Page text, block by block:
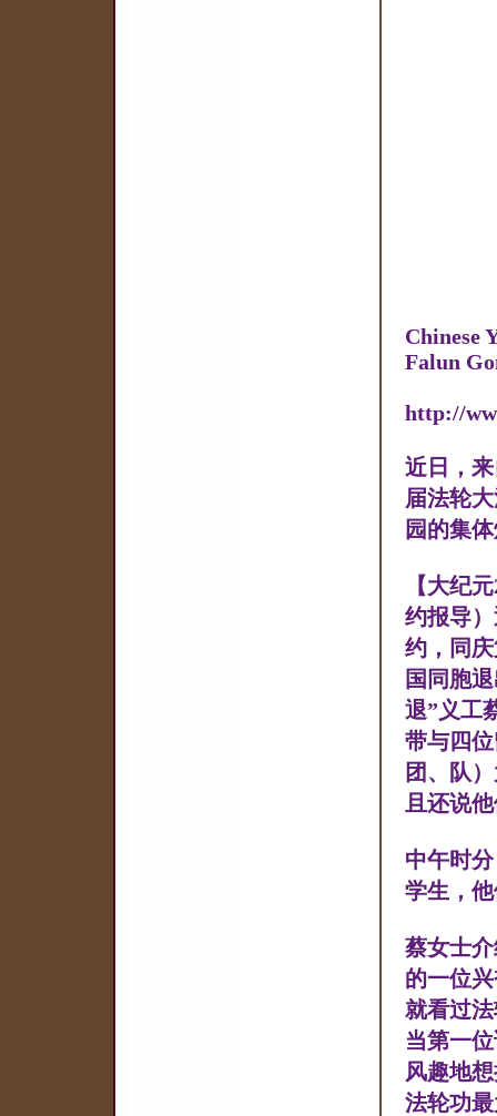
Chinese
Falun
http://
近日，
届法轮
园的集
【大纪
约报导
约，同
国同胞
退”义工
带与四
团、队
且还说
中午时
学生，
蔡女士
的一位
就看过
当第一
风趣地
法轮功